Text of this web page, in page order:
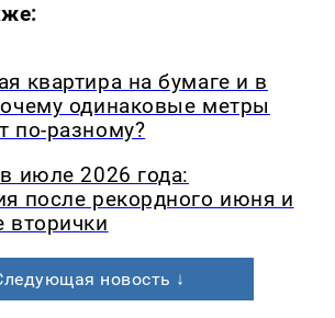
квартира на бумаге и в
одинаковые метры
по-разному?
июле 2026 года:
после рекордного июня и
вторички
новость ↓